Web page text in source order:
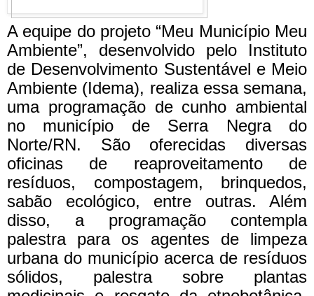
A equipe do projeto “Meu Município Meu
Ambiente”, desenvolvido pelo Instituto
de Desenvolvimento Sustentável e Meio
Ambiente (Idema), realiza essa semana,
uma programação de cunho ambiental
no município de Serra Negra do
Norte/RN. São oferecidas diversas
oficinas de reaproveitamento de
resíduos, compostagem, brinquedos,
sabão ecológico, entre outras. Além
disso, a programação contempla
palestra para os agentes de limpeza
urbana do município acerca de resíduos
sólidos, palestra sobre plantas